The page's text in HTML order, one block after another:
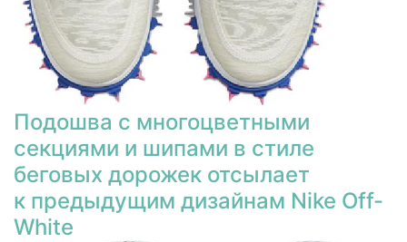
Подошва с многоцветными
секциями и шипами в стиле
беговых дорожек отсылает
к предыдущим дизайнам Nike Off-
White